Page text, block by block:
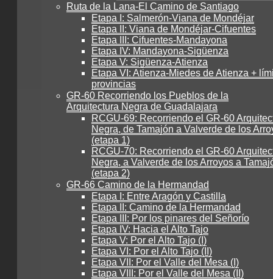
Ruta de la Lana-El Camino de Santiago
Etapa I: Salmerón-Viana de Mondéjar
Etapa II: Viana de Mondéjar-Cifuentes
Etapa III: Cifuentes-Mandayona
Etapa IV: Mandayona-Sigüenza
Etapa V: Sigüenza-Atienza
Etapa VI: Atienza-Miedes de Atienza +
provincias
GR-60 Recorriendo los Pueblos de la
Arquitectura Negra de Guadalajara
RCGU-69: Recorriendo el GR-60
Negra, de Tamajón a Valverde de los
(etapa 1)
RCGU-70: Recorriendo el GR-60
Negra, a Valverde de los Arroyos a
(etapa 2)
GR-66 Camino de la Hermandad
Etapa I: Entre Aragón y Castilla
Etapa II: Camino de la Hermandad
Etapa III: Por los pinares del Señorío
Etapa IV: Hacia el Alto Tajo
Etapa V: Por el Alto Tajo (I)
Etapa VI: Por el Alto Tajo (II)
Etapa VII: Por el Valle del Mesa (I)
Etapa VIII: Por el Valle del Mesa (II)